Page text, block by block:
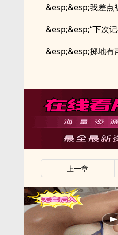
&esp;&esp;我差点
&esp;&esp;“下次
&esp;&esp;掷地有
上一章